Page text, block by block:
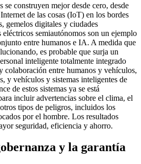
se construyen mejor desde cero, desde
de las cosas (IoT) en los bordes
gemelos digitales y ciudades
semiautónomos son un ejemplo
entre humanos e IA. A medida que
es probable que surja un
inteligente totalmente integrado
colaboración entre humanos y vehículos,
y vehículos y sistemas inteligentes de
de estos sistemas ya se está
incluir advertencias sobre el clima, el
tipos de peligros, incluidos los
por el hombre. Los resultados
seguridad, eficiencia y ahorro.
y la garantía